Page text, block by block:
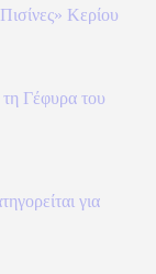
Κερίου
Γέφυρα του
για